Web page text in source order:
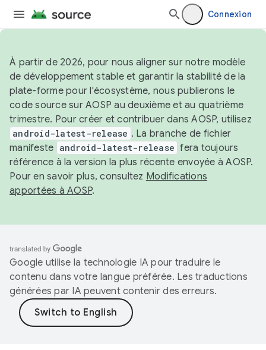
Connexion
À partir de 2026, pour nous aligner sur notre modèle
de développement stable et garantir la stabilité de la
plate-forme pour l'écosystème, nous publierons le
code source sur AOSP au deuxième et au quatrième
trimestre. Pour créer et contribuer dans AOSP, utilisez
android-latest-release . La branche de fichier
manifeste android-latest-release fera toujours
référence à la version la plus récente envoyée à AOSP.
Pour en savoir plus, consultez Modifications
apportées à AOSP.
Google utilise la technologie IA pour traduire le
contenu dans votre langue préférée. Les traductions
générées par IA peuvent contenir des erreurs.